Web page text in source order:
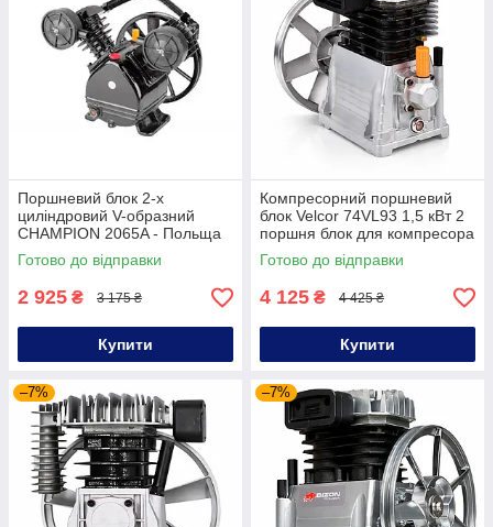
Поршневий блок 2-х
циліндровий V-образний
CHAMPION 2065A - Польща
Готово до відправки
2 925 ₴ 3 175 ₴
Купити
Компресорний поршневий
блок Velcor 74VL93 1,5 кВт 2
поршня блок для компресора
Готово до відправки
4 125 ₴ 4 425 ₴
Купити
–7% –7%